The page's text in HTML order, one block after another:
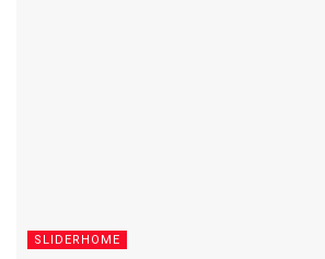
SLIDERHOME